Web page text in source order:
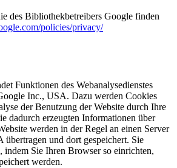
des Bibliothekbetreibers Google finden
policies/privacy/
Funktionen des Webanalysedienstes
Inc., USA. Dazu werden Cookies
der Benutzung der Website durch Ihre
dadurch erzeugten Informationen über
werden in der Regel an einen Server
und dort gespeichert. Sie
indem Sie Ihren Browser so einrichten,
werden.